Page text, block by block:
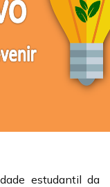
estudantil da